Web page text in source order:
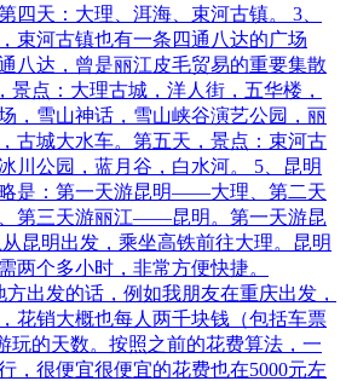
四天：大理、洱海、束河古镇。 3、
束河古镇也有一条四通八达的广场
八达，曾是丽江皮毛贸易的重要集散
景点：大理古城，洋人街，五华楼，
，雪山神话，雪山峡谷演艺公园，丽
古城大水车。第五天，景点：束河古
川公园，蓝月谷，白水河。 5、昆明
是：第一天游昆明——大理、第二天
第三天游丽江——昆明。第一天游昆
昆明出发，乘坐高铁前往大理。昆明
两个多小时，非常方便快捷。
出发的话，例如我朋友在重庆出发，
花销大概也每人两千块钱（包括车票
玩的天数。按照之前的花费算法，一
，很便宜很便宜的花费也在5000元左